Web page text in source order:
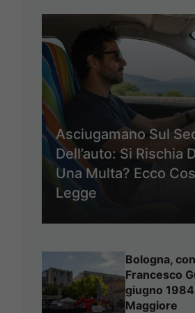
Asciugamano Sul
Dell’auto: Si Rischia
Una Multa? Ecco
Legge
Bologna,
Francesco
giugno
Maggiore